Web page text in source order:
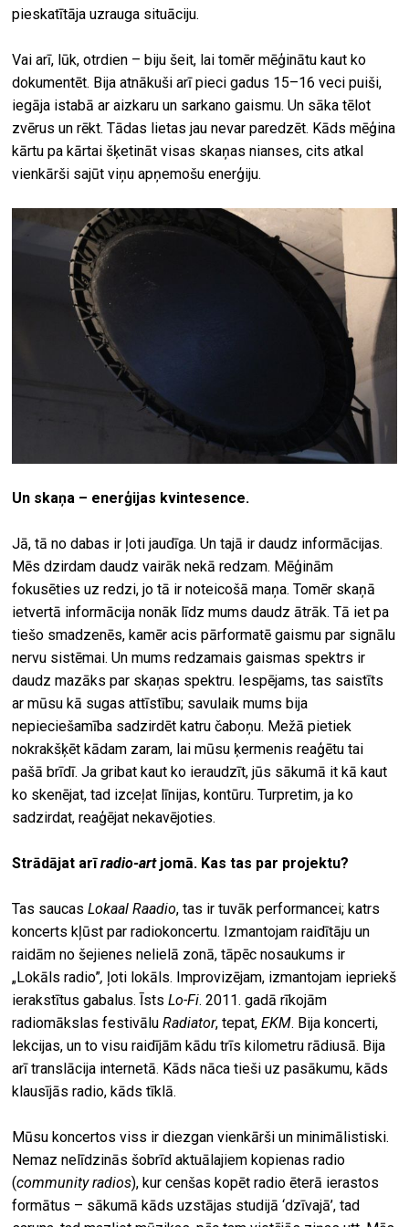
pieskatītāja uzrauga situāciju.
Vai arī, lūk, otrdien – biju šeit, lai tomēr mēģinātu kaut ko
dokumentēt. Bija atnākuši arī pieci gadus 15–16 veci puiši,
iegāja istabā ar aizkaru un sarkano gaismu. Un sāka tēlot
zvērus un rēkt. Tādas lietas jau nevar paredzēt. Kāds mēģina
kārtu pa kārtai šķetināt visas skaņas nianses, cits atkal
vienkārši sajūt viņu apņemošu enerģiju.
Un skaņa – enerģijas kvintesence.
Jā, tā no dabas ir ļoti jaudīga. Un tajā ir daudz informācijas.
Mēs dzirdam daudz vairāk nekā redzam. Mēģinām
fokusēties uz redzi, jo tā ir noteicošā maņa. Tomēr skaņā
ietvertā informācija nonāk līdz mums daudz ātrāk. Tā iet pa
tiešo smadzenēs, kamēr acis pārformatē gaismu par signālu
nervu sistēmai. Un mums redzamais gaismas spektrs ir
daudz mazāks par skaņas spektru. Iespējams, tas saistīts
ar mūsu kā sugas attīstību; savulaik mums bija
nepieciešamība sadzirdēt katru čaboņu. Mežā pietiek
nokrakšķēt kādam zaram, lai mūsu ķermenis reaģētu tai
pašā brīdī. Ja gribat kaut ko ieraudzīt, jūs sākumā it kā kaut
ko skenējat, tad izceļat līnijas, kontūru. Turpretim, ja ko
sadzirdat, reaģējat nekavējoties.
Strādājat arīradio-artjomā. Kas tas par projektu?
Tas saucasLokaal Raadio, tas ir tuvāk performancei; katrs
koncerts kļūst par radiokoncertu. Izmantojam raidītāju un
raidām no šejienes nelielā zonā, tāpēc nosaukums ir
„Lokāls radio”, ļoti lokāls. Improvizējam, izmantojam iepriekš
ierakstītus gabalus. ĪstsLo-Fi. 2011. gadā rīkojām
radiomākslas festivāluRadiator, tepat,EKM. Bija koncerti,
lekcijas, un to visu raidījām kādu trīs kilometru rādiusā. Bija
arī translācija internetā. Kāds nāca tieši uz pasākumu, kāds
klausījās radio, kāds tīklā.
Mūsu koncertos viss ir diezgan vienkārši un minimālistiski.
Nemaz nelīdzinās šobrīd aktuālajiem kopienas radio
(community radios), kur cenšas kopēt radio ēterā ierastos
formātus – sākumā kāds uzstājas studijā ‘dzīvajā’, tad